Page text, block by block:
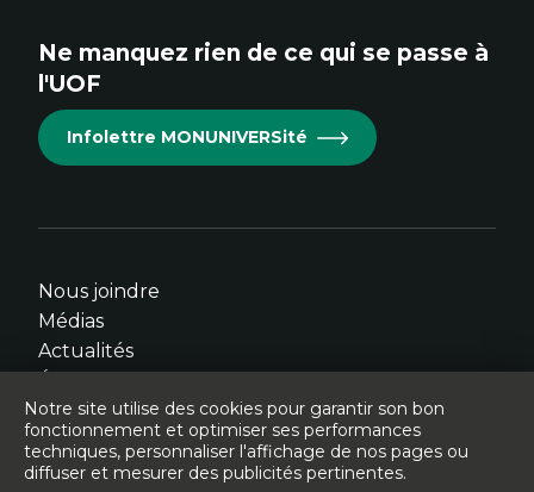
Cet
s'ouvrira
dans
fenêtre.
Cet
s'ouvrira
dans
fenêtre.
Cet
s'ouvrira
dans
fenêtre.
Cet
s'ouvrira
dans
fenêtre.
Cet
s'ouvrira
dans
fenêtre.
Ne manquez rien de ce qui se passe à
l'UOF
Infolettre MONUNIVERSité
Nous joindre
Médias
Actualités
© Université de l'Ontario français - 2026
Notre site utilise des cookies pour garantir son bon
fonctionnement et optimiser ses performances
techniques, personnaliser l'affichage de nos pages ou
diffuser et mesurer des publicités pertinentes.